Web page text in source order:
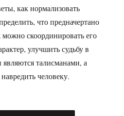
как нормализовать
что предначертано
можно скоординировать его
улучшить судьбу в
талисманами, а
человеку.